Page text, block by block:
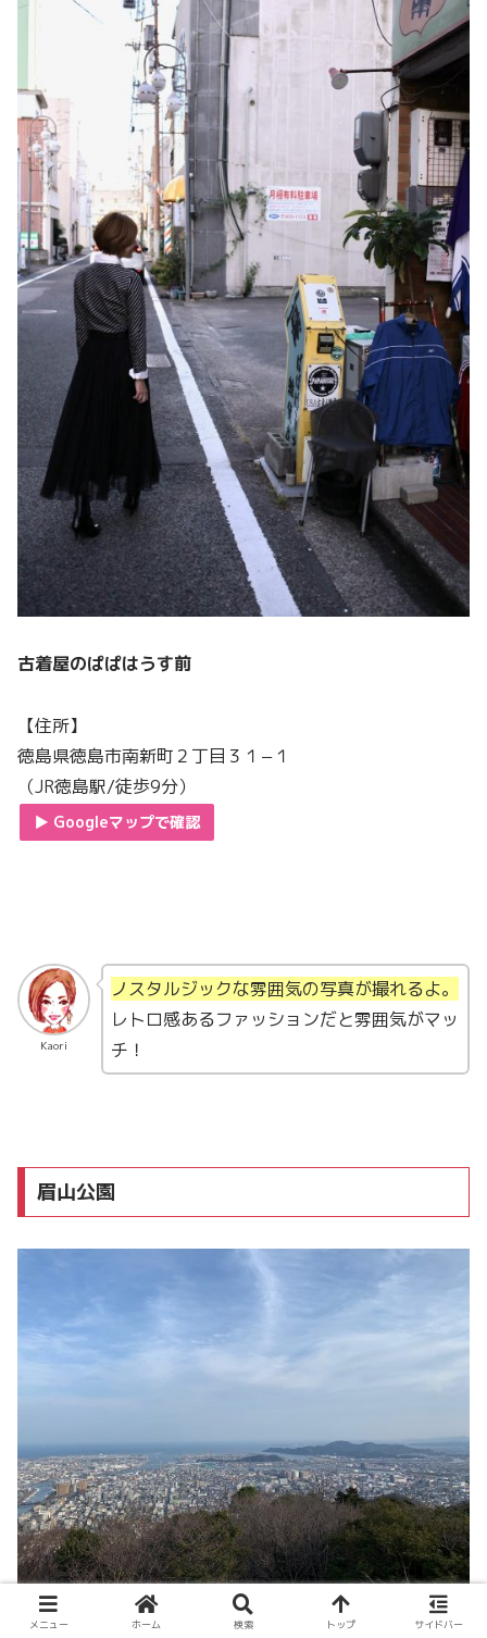
古着屋のぱぱはうす前
【住所】
徳島県徳島市南新町２丁目３１−１
（JR徳島駅/徒歩9分）
▶︎ Googleマップで確認
Kaori
ノスタルジックな雰囲気の写真が撮れるよ。
レトロ感あるファッションだと雰囲気がマッ
チ！
眉山公園
メニュー ホーム 検索 トップ サイドバー